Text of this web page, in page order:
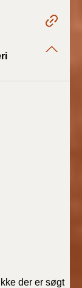
der er søgt